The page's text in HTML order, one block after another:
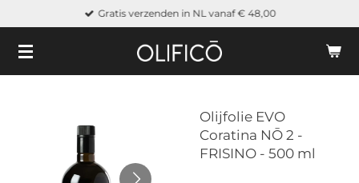
naar
Gratis verzenden in NL vanaf € 48,00
Olijfolie EVO
Coratina NŌ 2 -
FRISINO - 500 ml